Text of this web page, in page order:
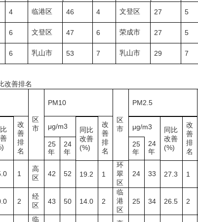
4 临港区 46 4 文登区 27 5
6 文登区 47 6 荣成市 27 5
6 乳山市 53 7 乳山市 29 7
改善排名
区
市
PM10
区
市
PM2.5
改
善
排
名
μg/m3
同比
改善
(%)
改
善
排
名
μg/m3
同比
改善
(%)
改
善
排
名
25
年
24
年
25
年
24
年
1
高
区
42 52 19.2 1
环
翠
区
24 33 27.3 1
2
经
区
43 50 14.0 2
临
港
区
25 34 26.5 2
临